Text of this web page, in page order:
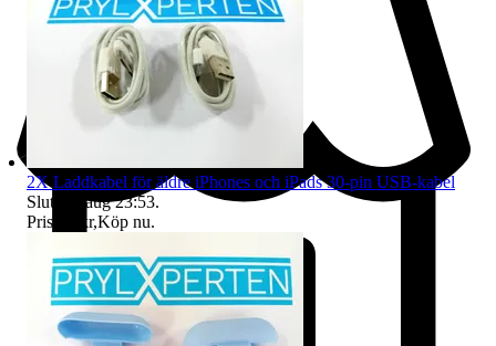
2X Laddkabel för äldre iPhones och iPads 30-pin USB-kabel
Sluttid
8 aug 23:53.
Pris:
77 kr,Köp nu.